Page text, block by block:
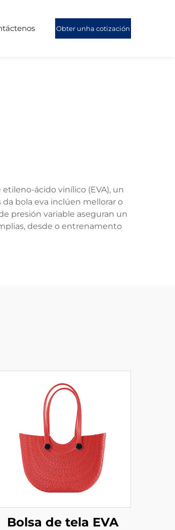
Obter unha cotización
ácido vinílico (EVA), un
bola eva inclúen mellorar o
presión variable aseguran un
desde o entrenamento
Bolsa de tela EVA